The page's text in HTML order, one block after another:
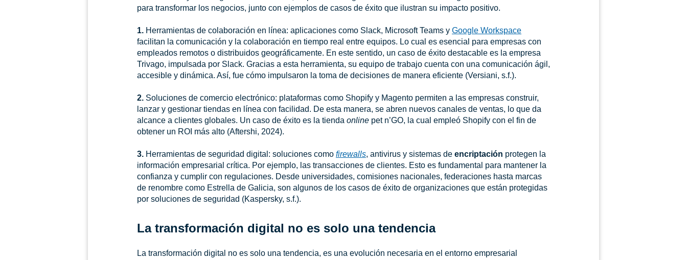
para transformar los negocios, junto con ejemplos de casos de éxito que ilustran su impacto positivo.
1. Herramientas de colaboración en línea: aplicaciones como Slack, Microsoft Teams y Google Workspace
facilitan la comunicación y la colaboración en tiempo real entre equipos. Lo cual es esencial para empresas con
empleados remotos o distribuidos geográficamente. En este sentido, un caso de éxito destacable es la empresa
Trivago, impulsada por Slack. Gracias a esta herramienta, su equipo de trabajo cuenta con una comunicación ágil,
accesible y dinámica. Así, fue cómo impulsaron la toma de decisiones de manera eficiente (Versiani, s.f.).
2. Soluciones de comercio electrónico: plataformas como Shopify y Magento permiten a las empresas construir,
lanzar y gestionar tiendas en línea con facilidad. De esta manera, se abren nuevos canales de ventas, lo que da
alcance a clientes globales. Un caso de éxito es la tienda online pet n’GO, la cual empleó Shopify con el fin de
obtener un ROI más alto (Aftershi, 2024).
3. Herramientas de seguridad digital: soluciones como firewalls, antivirus y sistemas de encriptación protegen la
información empresarial crítica. Por ejemplo, las transacciones de clientes. Esto es fundamental para mantener la
confianza y cumplir con regulaciones. Desde universidades, comisiones nacionales, federaciones hasta marcas
de renombre como Estrella de Galicia, son algunos de los casos de éxito de organizaciones que están protegidas
por soluciones de seguridad (Kaspersky, s.f.).
La transformación digital no es solo una tendencia
La transformación digital no es solo una tendencia, es una evolución necesaria en el entorno empresarial